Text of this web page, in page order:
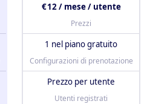
€ 12 / mese / utente
Prezzi
1 nel piano gratuito
Configurazioni di prenotazione
Prezzo per utente
Utenti registrati